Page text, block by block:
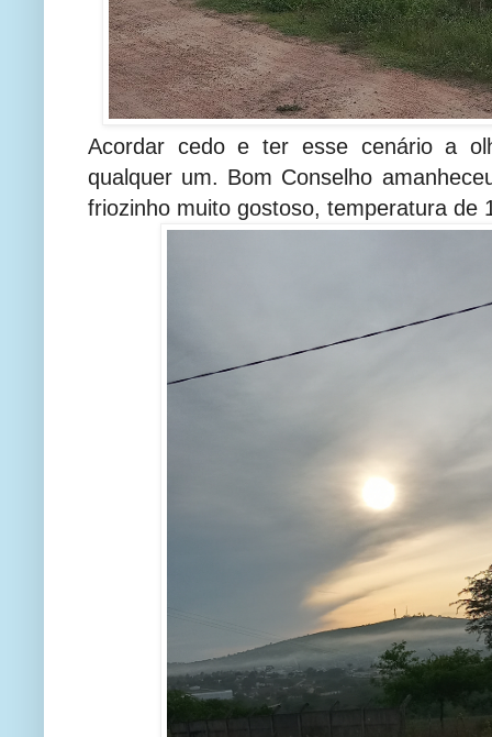
Acordar cedo e ter esse cenário a
qualquer um. Bom Conselho
friozinho muito gostoso, temperatura de